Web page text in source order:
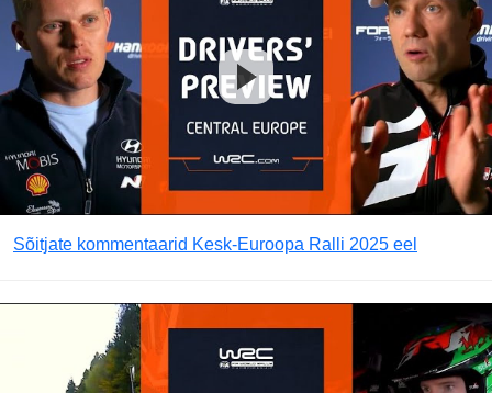
Sõitjate kommentaarid Kesk-Euroopa Ralli 2025 eel